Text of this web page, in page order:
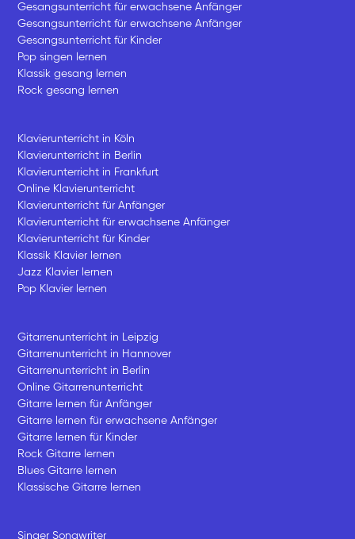
Gesangsunterricht für erwachsene Anfänger
Gesangsunterricht für erwachsene Anfänger
Gesangsunterricht für Kinder
Pop singen lernen
Klassik gesang lernen
Rock gesang lernen
Klavierunterricht in Köln
Klavierunterricht in Berlin
Klavierunterricht in Frankfurt
Online Klavierunterricht
Klavierunterricht für Anfänger
Klavierunterricht für erwachsene Anfänger
Klavierunterricht für Kinder
Klassik Klavier lernen
Jazz Klavier lernen
Pop Klavier lernen
Gitarrenunterricht in Leipzig
Gitarrenunterricht in Hannover
Gitarrenunterricht in Berlin
Online Gitarrenunterricht
Gitarre lernen für Anfänger
Gitarre lernen für erwachsene Anfänger
Gitarre lernen für Kinder
Rock Gitarre lernen
Blues Gitarre lernen
Klassische Gitarre lernen
Singer Songwriter